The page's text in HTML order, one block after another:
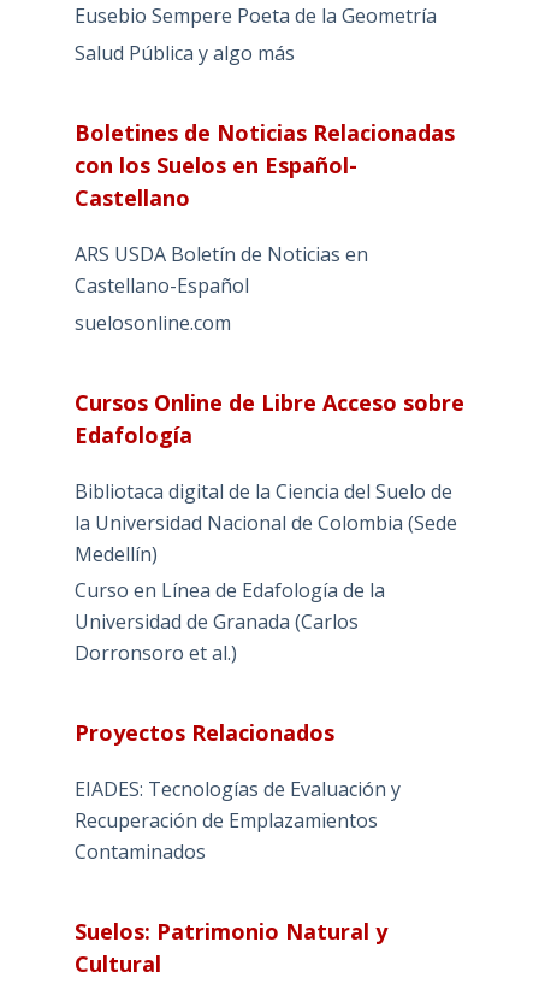
Eusebio Sempere Poeta de la Geometría
Salud Pública y algo más
Boletines de Noticias Relacionadas
con los Suelos en Español-
Castellano
ARS USDA Boletín de Noticias en
Castellano-Español
suelosonline.com
Cursos Online de Libre Acceso sobre
Edafología
Bibliotaca digital de la Ciencia del Suelo de
la Universidad Nacional de Colombia (Sede
Medellín)
Curso en Línea de Edafología de la
Universidad de Granada (Carlos
Dorronsoro et al.)
Proyectos Relacionados
EIADES: Tecnologías de Evaluación y
Recuperación de Emplazamientos
Contaminados
Suelos: Patrimonio Natural y
Cultural